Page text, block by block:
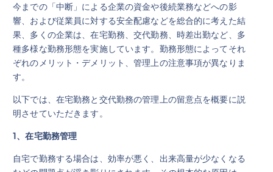
今までの「中断」による企業の資金や後続業務などへの影
響、および従業員に対する安全配慮などを総合的に考えた結
果、多くの企業は、在宅勤務、交代勤務、時差出勤など、多
種多様な勤務形態を実施しています。勤務形態によってそれ
ぞれのメリット・デメリット、管理上の注意事項が異なりま
す。
以下では、在宅勤務と交代勤務の管理上の留意点を概要に説
明させていただきます。
1、在宅勤務管理
自宅で勤務する場合は、効率が悪く、出来高量が少なくなる